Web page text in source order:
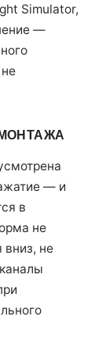
Simulator,
—
— и
в
не
вниз, не